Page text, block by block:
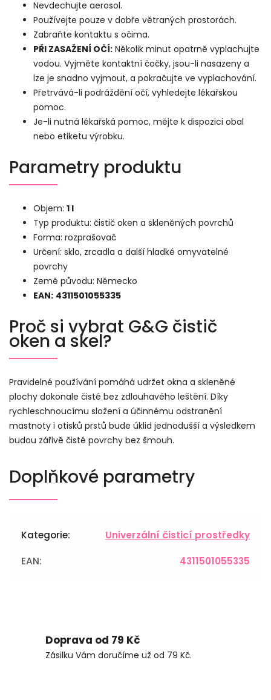
Doprava od 79 Kč
Zásilku Vám doručíme už od 79 Kč.
Nevdechujte aerosol.
Používejte pouze v dobře větraných prostorách.
Zabraňte kontaktu s očima.
PŘI ZASAŽENÍ OČÍ: Několik minut opatrně vyplachujte
vodou. Vyjměte kontaktní čočky, jsou-li nasazeny a
lze je snadno vyjmout, a pokračujte ve vyplachování.
Přetrvává-li podráždění očí, vyhledejte lékařskou
pomoc.
Je-li nutná lékařská pomoc, mějte k dispozici obal
nebo etiketu výrobku.
Parametry produktu
Objem: 1 l
Typ produktu: čistič oken a skleněných povrchů
Forma: rozprašovač
Určení: sklo, zrcadla a další hladké omyvatelné
povrchy
Země původu: Německo
EAN: 4311501055335
Proč si vybrat G&G čistič
oken a skel?
Pravidelné používání pomáhá udržet okna a skleněné
plochy dokonale čisté bez zdlouhavého leštění. Díky
rychleschnoucímu složení a účinnému odstranění
mastnoty i otisků prstů bude úklid jednodušší a výsledkem
budou zářivě čisté povrchy bez šmouh.
Doplňkové parametry
Kategorie: Univerzální čisticí prostředky
EAN: 4311501055335